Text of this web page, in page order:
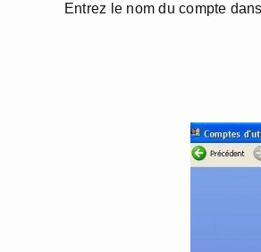
Entrez le nom du compte